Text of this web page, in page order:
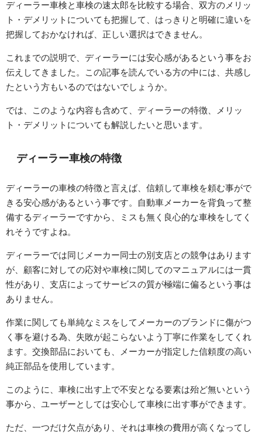
ディーラー車検と車検の速太郎を比較する場合、双方のメリッ
ト・デメリットについても把握して、はっきりと明確に違いを
把握しておかなければ、正しい選択はできません。
これまでの説明で、ディーラーには安心感があるという事をお
伝えしてきました。この記事を読んでいる方の中には、共感し
たという方もいるのではないでしょうか。
では、このような内容も含めて、ディーラーの特徴、メリッ
ト・デメリットについても解説したいと思います。
ディーラー車検の特徴
ディーラーの車検の特徴と言えば、信頼して車検を頼む事がで
きる安心感があるという事です。自動車メーカーを背負って整
備するディーラーですから、ミスも無く良心的な車検をしてく
れそうですよね。
ディーラーでは同じメーカー同士の別支店との競争はあります
が、顧客に対しての応対や車検に関してのマニュアルには一貫
性があり、支店によってサービスの質が極端に偏るという事は
ありません。
作業に関しても単純なミスをしてメーカーのブランドに傷がつ
く事を避ける為、失敗が起こらないよう丁寧に作業をしてくれ
ます。交換部品においても、メーカーが指定した信頼度の高い
純正部品を使用しています。
このように、車検に出す上で不安となる要素は殆ど無いという
事から、ユーザーとしては安心して車検に出す事ができます。
ただ、一つだけ欠点があり、それは車検の費用が高くなってし